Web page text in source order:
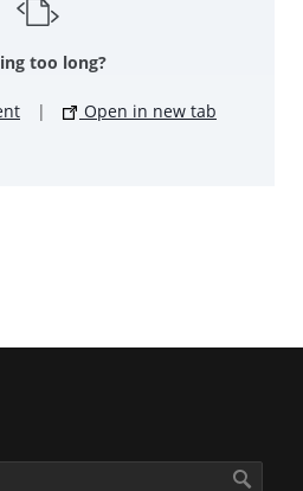
too long?
| Open in new tab